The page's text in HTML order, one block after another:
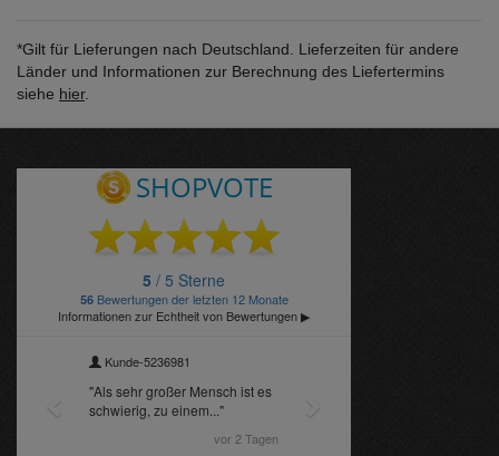
*Gilt für Lieferungen nach Deutschland. Lieferzeiten für andere
Länder und Informationen zur Berechnung des Liefertermins
siehe hier.